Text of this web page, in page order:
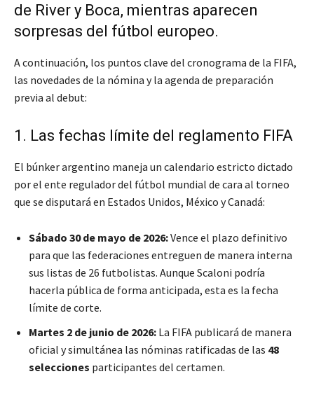
de River y Boca, mientras aparecen
sorpresas del fútbol europeo.
A continuación, los puntos clave del cronograma de la FIFA,
las novedades de la nómina y la agenda de preparación
previa al debut:
1. Las fechas límite del reglamento FIFA
El búnker argentino maneja un calendario estricto dictado
por el ente regulador del fútbol mundial de cara al torneo
que se disputará en Estados Unidos, México y Canadá:
Sábado 30 de mayo de 2026:Vence el plazo definitivo
para que las federaciones entreguen de manera interna
sus listas de 26 futbolistas. Aunque Scaloni podría
hacerla pública de forma anticipada, esta es la fecha
límite de corte.
Martes 2 de junio de 2026: La FIFA publicará de manera
oficial y simultánea las nóminas ratificadas de las 48
selecciones participantes del certamen.